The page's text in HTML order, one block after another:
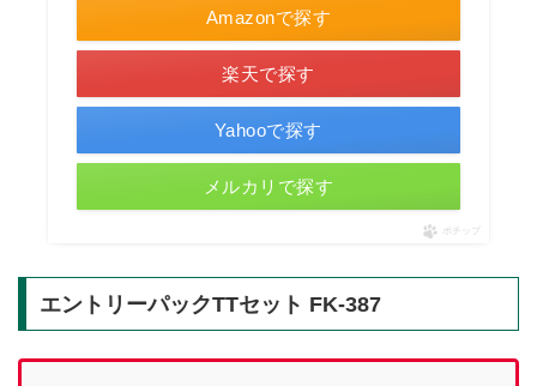
Amazonで探す
楽天で探す
Yahooで探す
メルカリで探す
ポチップ
エントリーパックTTセット FK-387